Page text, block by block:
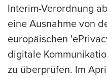
Interim-Verordnung
eine Ausnahme von
europäischen
digitale
zu überprüfen. Im